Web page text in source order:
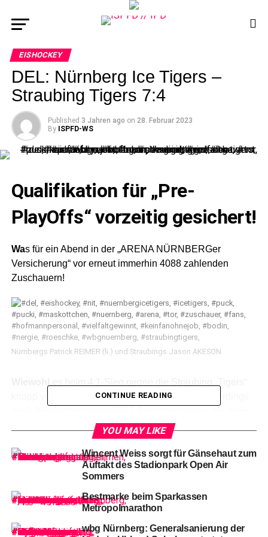
EISHOCKEY
DEL: Nürnberg Ice Tigers –
Straubing Tigers 7:4
Published 3 Jahren ago on 28. Februar 2023
By ISPFD-WS
Qualifikation für „Pre-
PlayOffs“ vorzeitig gesichert!
Was für ein Abend in der „ARENA NÜRNBERGer
Versicherung“ vor erneut immerhin 4088 zahlenden
Zuschauern!
Nürnbergs Patrick REIMER (li.) und Straubings Jason AKESON
knapp vier Wochen zuvor am 2. Februar 2023 allerdings
Obolus für den Eintritt entrichteten (warum auch immer so
CONTINUE READING
YOU MAY LIKE
Wincent Weiss sorgt für Gänsehaut zum
Auftakt des Stadionpark Open Air
Sommers
Bestmarke beim Sparkassen
Metropolmarathon
wbg Nürnberg: Generalsanierung der